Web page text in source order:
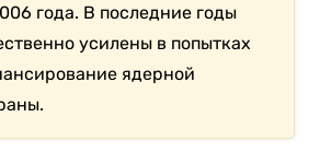
года. В последние годы
усилены в попытках
ядерной